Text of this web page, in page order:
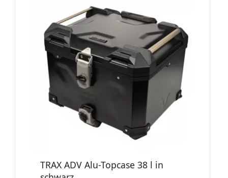
TRAX ADV Alu-Topcase 38 l in